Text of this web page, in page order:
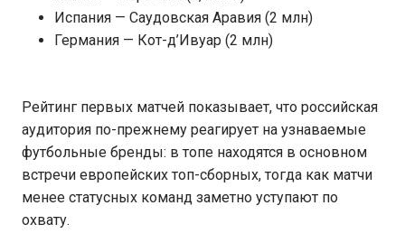
Испания — Саудовская Аравия (2 млн)
Германия — Кот-д’Ивуар (2 млн)
Рейтинг первых матчей показывает, что российская
аудитория по-прежнему реагирует на узнаваемые
футбольные бренды: в топе находятся в основном
встречи европейских топ-сборных, тогда как матчи
менее статусных команд заметно уступают по
охвату.